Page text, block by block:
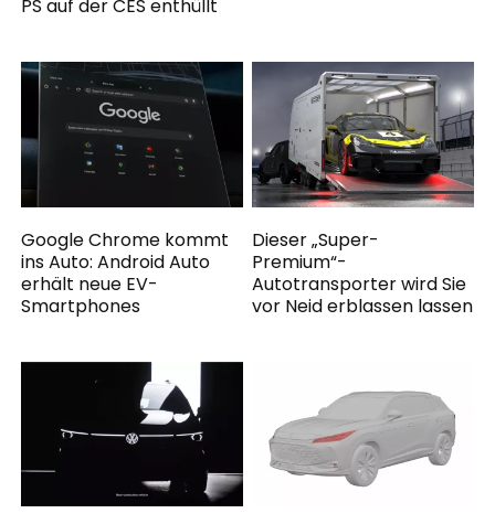
PS auf der CES enthüllt
Google Chrome kommt
ins Auto: Android Auto
erhält neue EV-
Smartphones
Dieser „Super-
Premium“-
Autotransporter wird Sie
vor Neid erblassen lassen